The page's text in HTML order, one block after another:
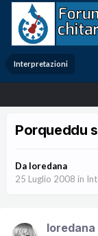
Interpretazioni
Porqueddu
Da loredana
25 Luglio 2008 in
loredana